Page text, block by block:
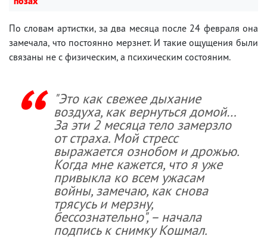
По словам артистки, за два месяца после 24 февраля она
замечала, что постоянно мерзнет. И такие ощущения были
связаны не с физическим, а психическим состояним.
"Это как свежее дыхание
воздуха, как вернуться домой…
За эти 2 месяца тело замерзло
от страха. Мой стресс
выражается ознобом и дрожью.
Когда мне кажется, что я уже
привыкла ко всем ужасам
войны, замечаю, как снова
трясусь и мерзну,
бессознательно", – начала
подпись к снимку Кошмал.